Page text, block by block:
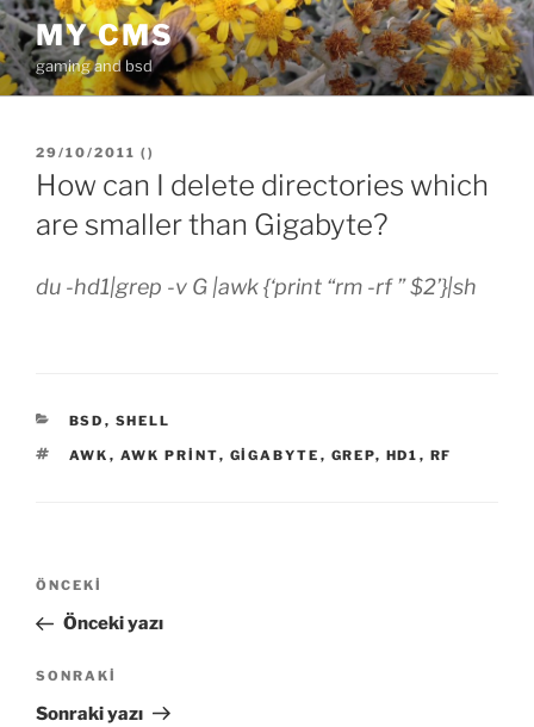
İçeriğe
geç MY CMS
gaming and bsd
YAYIM
TARIHI
29/10/2011 ( )
How can I delete directories which
are smaller than Gigabyte?
du -hd1|grep -v G |awk {‘print “rm -rf ” $2’}|sh
KATEGORILER
BSD , SHELL
ETIKETLER
AWK , AWK PRINT, GIGABYTE , GREP, HD1 , RF
Yazı
gezinmesi
Önceki
Yazı
ÖNCEKI
Önceki yazı
Sonraki
Yazı
SONRAKI
Sonraki yazı